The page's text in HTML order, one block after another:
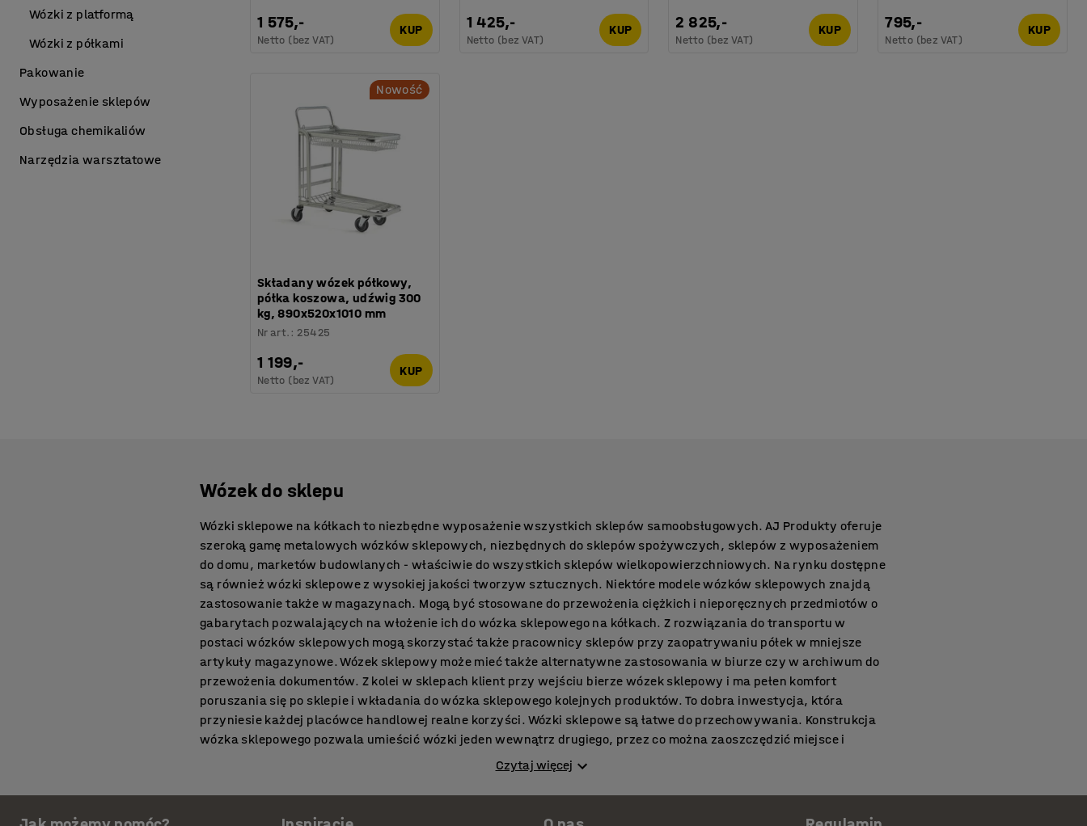
1 575,-
Netto (bez VAT)
KUP 1 425,-
Netto (bez VAT)
KUP 2 825,-
Netto (bez VAT)
KUP 795,-
Netto (bez VAT)
KUP
Nowość
Składany wózek półkowy,
półka koszowa, udźwig 300
kg, 890x520x1010 mm
Nr art. : 25425
1 199,-
Netto (bez VAT)
KUP
Wózki z platformą
Wózki z półkami
Pakowanie
Wyposażenie sklepów
Obsługa chemikaliów
Narzędzia warsztatowe
Wózek do sklepu
Wózki sklepowe na kółkach to niezbędne wyposażenie wszystkich sklepów samoobsługowych. AJ Produkty oferuje
szeroką gamę metalowych wózków sklepowych, niezbędnych do sklepów spożywczych, sklepów z wyposażeniem
do domu, marketów budowlanych - właściwie do wszystkich sklepów wielkopowierzchniowych. Na rynku dostępne
są również wózki sklepowe z wysokiej jakości tworzyw sztucznych. Niektóre modele wózków sklepowych znajdą
zastosowanie także w magazynach. Mogą być stosowane do przewożenia ciężkich i nieporęcznych przedmiotów o
gabarytach pozwalających na włożenie ich do wózka sklepowego na kółkach. Z rozwiązania do transportu w
postaci wózków sklepowych mogą skorzystać także pracownicy sklepów przy zaopatrywaniu półek w mniejsze
artykuły magazynowe. Wózek sklepowy może mieć także alternatywne zastosowania w biurze czy w archiwum do
przewożenia dokumentów. Z kolei w sklepach klient przy wejściu bierze wózek sklepowy i ma pełen komfort
poruszania się po sklepie i wkładania do wózka sklepowego kolejnych produktów. To dobra inwestycja, która
przyniesie każdej placówce handlowej realne korzyści. Wózki sklepowe są łatwe do przechowywania. Konstrukcja
wózka sklepowego pozwala umieścić wózki jeden wewnątrz drugiego, przez co można zaoszczędzić miejsce i
ułatwić sobie transport wielu wózków naraz. Taka sytuacja ma często miejsce na przykład wtedy, gdy trzeba
gniazdowania - przechowywania jeden w drugim, dzięki czemu nie zajmują dużo miejsca, gdy nie są używane.
Czytaj więcej